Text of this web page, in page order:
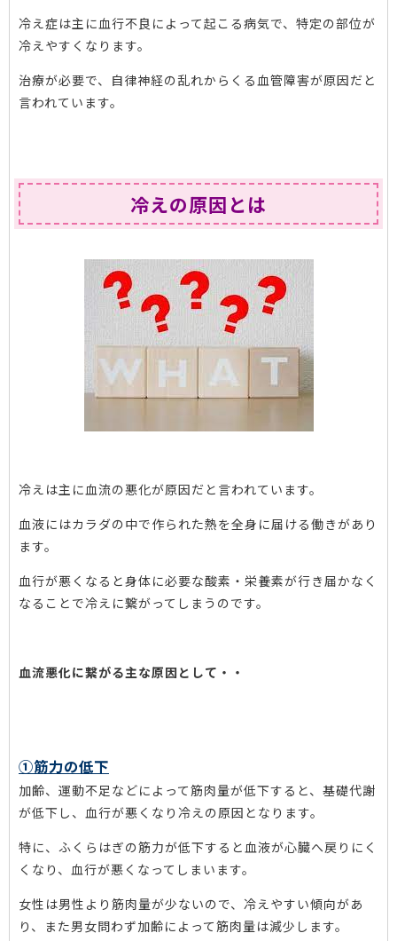
冷え症は主に血行不良によって起こる病気で、特定の部位が
冷えやすくなります。
治療が必要で、自律神経の乱れからくる血管障害が原因だと
言われています。
冷えの原因とは
冷えは主に血流の悪化が原因だと言われています。
血液にはカラダの中で作られた熱を全身に届ける働きがあり
ます。
血行が悪くなると身体に必要な酸素・栄養素が行き届かなく
なることで冷えに繋がってしまうのです。
血流悪化に繋がる主な原因として・・
①筋力の低下
加齢、運動不足などによって筋肉量が低下すると、基礎代謝
が低下し、血行が悪くなり冷えの原因となります。
特に、ふくらはぎの筋力が低下すると血液が心臓へ戻りにく
くなり、血行が悪くなってしまいます。
女性は男性より筋肉量が少ないので、冷えやすい傾向があ
り、また男女問わず加齢によって筋肉量は減少します。